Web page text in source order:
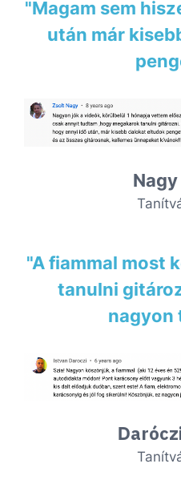
"Magam sem
után már
"A fiammal most
tanulni
nagyon
D